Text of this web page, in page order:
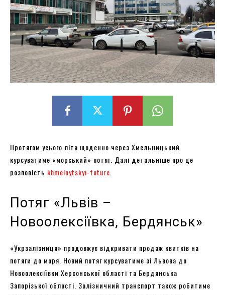
Протягом усього літа щоденно через Хмельницький
курсуватиме «морський» потяг. Далі детальніше про це
розповість khmelnytskyi-future
Потяг «Львів –
Новоолексіївка, Бердянськ»
«Укрзалізниця» продовжує відкривати продаж квитків на
потяги до моря. Новий потяг курсуватиме зі Львова до
Новоолексіївки Херсонської області та Бердянська
Запорізької області. Залізничний транспорт також робитиме